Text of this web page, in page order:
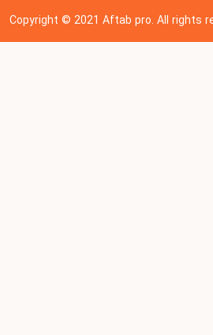
Copyright © 202 1Aftab pro. All rights